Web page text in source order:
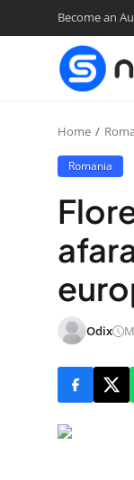
Become an
Home
Romania
Odix